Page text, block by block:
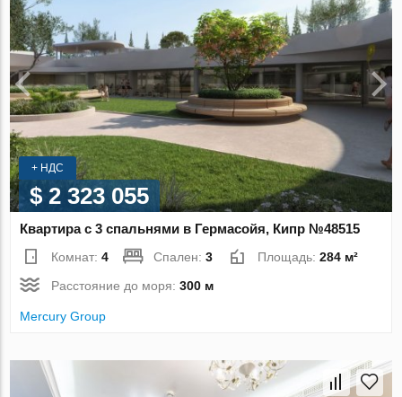
+ НДС
$ 2 323 055
Квартира с 3 спальнями в Гермасойя, Кипр №48515
Комнат:4 Спален:3 Площадь:284 м²
Расстояние до моря:300 м
Mercury Group